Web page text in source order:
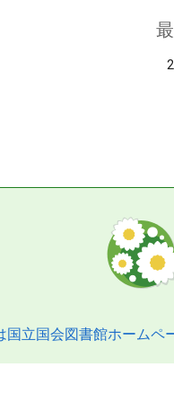
国立国会図書館ホームペ